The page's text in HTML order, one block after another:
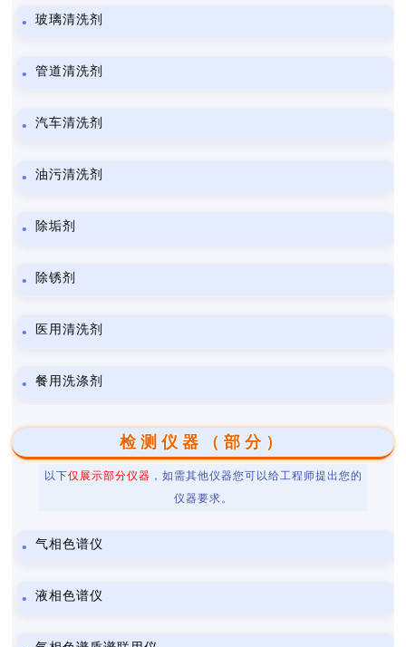
玻璃清洗剂
管道清洗剂
汽车清洗剂
油污清洗剂
除垢剂
除锈剂
医用清洗剂
餐用洗涤剂
检测仪器（部分）
以下仅展示部分仪器 ，如需其他仪器您可以给工程师提出您的
仪器要求。
气相色谱仪
液相色谱仪